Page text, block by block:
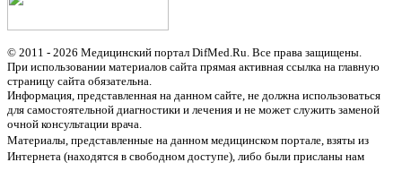
© 2011 - 2026 Медицинский портал DifMed.Ru. Все права защищены.
При использовании материалов сайта прямая активная ссылка на главную
страницу сайта обязательна.
Информация, представленная на данном сайте, не должна использоваться
для самостоятельной диагностики и лечения и не может служить заменой
очной консультации врача.
Материалы, представленные на данном медицинском портале, взяты из
Интернета (находятся в свободном доступе), либо были присланы нам